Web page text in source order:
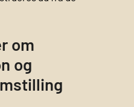
om
og